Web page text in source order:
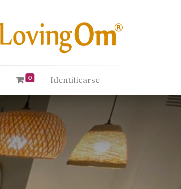
0 Identificarse